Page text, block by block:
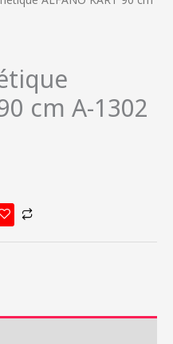
cm A-1302